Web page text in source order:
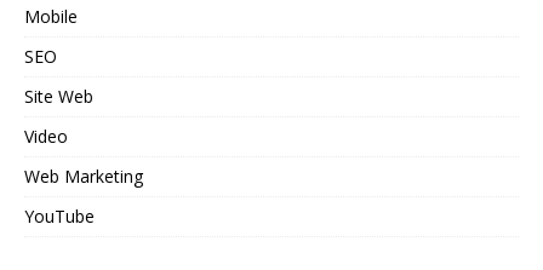
Mobile
SEO
Site Web
Video
Web Marketing
YouTube